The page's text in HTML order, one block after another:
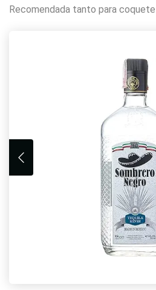
Recomendada tanto para